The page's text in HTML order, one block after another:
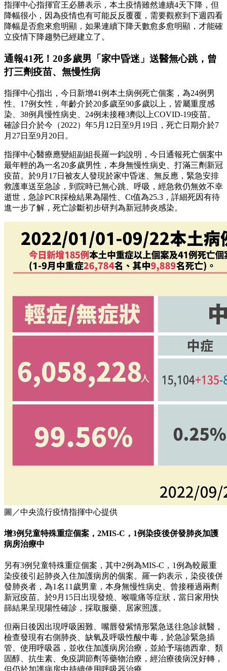
指揮中心指揮官王必勝表示，本土疫情雖然連續4天下降，但
降幅很小，因為疫情也有可能反反覆覆，需要觀察到下週四看
降幅是否愈來愈明顯，如果連續下降天數愈多愈明顯，才能確
立疫情下降趨勢已經建立了。
通報41死！20多歲男「家中昏迷」送醫無心跳，曾
打三劑疫苗、無慢性病
指揮中心指出，今日新增41例本土病例死亡個案，為24例男
性、17例女性，年齡介於20多歲至90多歲以上，皆屬重度感
染、38例具慢性病史、24例未接種3劑以上COVID-19疫苗。
確診日介於今（2022）年5月12日至9月19日，死亡日期介於7
月27日至9月20日。
指揮中心醫療應變組副組長羅一鈞說明，今日通報死亡個案中
最年輕的為一名20多歲男性，本身無慢性病史、打滿三劑新冠
疫苗。於9月17日被友人發現於家中昏迷、無反應，緊急安排
救護車送至急診，到院時已無心跳、呼吸，經急救仍無效不幸
逝世，急診PCR採檢結果為陽性、Ct值為25.3，詳細死因有待
進一步了解，死亡診斷初步研判為新冠肺炎感染。
圖／中央流行疫情指揮中心提供
增3例兒童特殊重症個案，2MIS-C，1例染疫後併發肺炎加護
病房治療中
另有3例兒童特殊重症個案，其中2例為MIS-C，1例為較嚴重
染疫後引起肺炎入住加護病房的個案。羅一鈞表示，染疫後併
發肺炎者，為1名11歲男童，本身無慢性病史、曾接種過兩劑
新冠疫苗。於9月15日出現發燒、喉嚨痛等症狀，當日家用快
篩結果呈現陽性確診，採取服藥、居家照護。
但兩日後因出現呼吸困難、嘴唇發紫情形緊急送往急診就醫，
檢查發現有右側肺炎、缺氧及呼吸性酸中毒，於急診緊急插
管、使用呼吸器，並收住加護病房治療，並給予瑞德西韋、類
固醇、抗生素、免疫調節劑等藥物治療，經治療後病況好轉，
但仍於加護病房中持續使用呼吸器治療。